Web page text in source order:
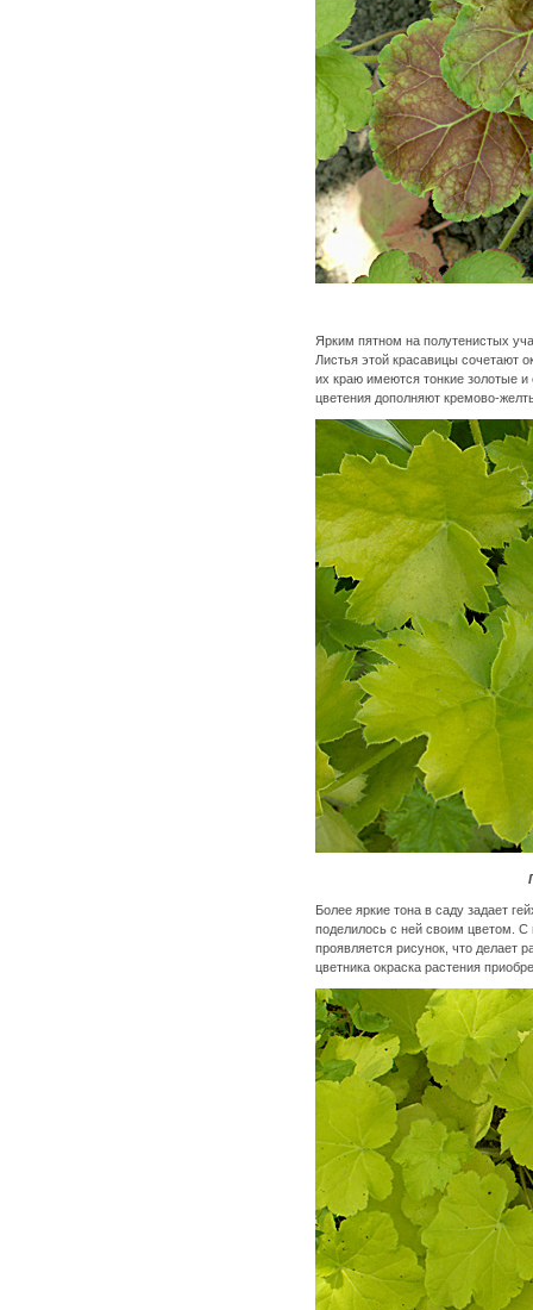
Ярким пятном на полутенистых
Листья этой красавицы сочетают
их краю имеются тонкие золотые и
цветения дополняют кремово-
Более яркие тона в саду задает
поделилось с ней своим цветом. С
проявляется рисунок, что делает
цветника окраска растения